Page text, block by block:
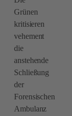
Grünen
kritisieren
vehement
die
anstehende
Schließung
der
Forensischen
Ambulanz